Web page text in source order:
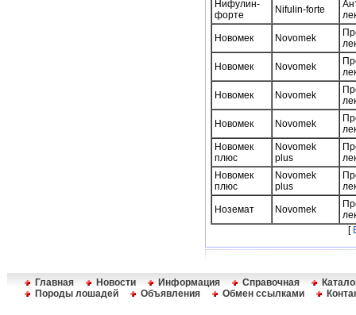
Нифулин-
форте
Nifulin-forte
Новомек Novomek
Новомек Novomek
Новомек Novomek
Новомек Novomek
Новомек
плюс
Novomek
plus
Новомек
плюс
Novomek
plus
Ноземат Novomek
[
Главная Новости Информация Справочная
Породы лошадей
Объявления Обмен ссылками